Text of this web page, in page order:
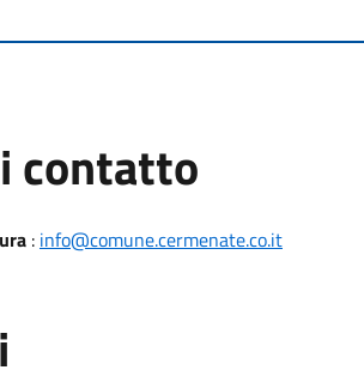
contatto
: info@comune.cermenate.co.it